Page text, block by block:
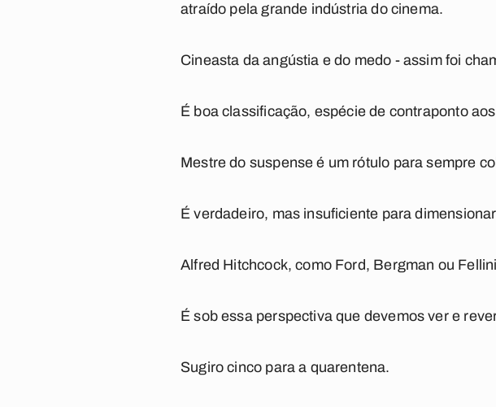
atraído pela grande indústria do cinema.
Cineasta da angústia e do medo - assim foi
É boa classificação, espécie de contraponto
Mestre do suspense é um rótulo para sempre
É verdadeiro, mas insuficiente para
Alfred Hitchcock, como Ford, Bergman ou
É sob essa perspectiva que devemos ver e
Sugiro cinco para a quarentena.